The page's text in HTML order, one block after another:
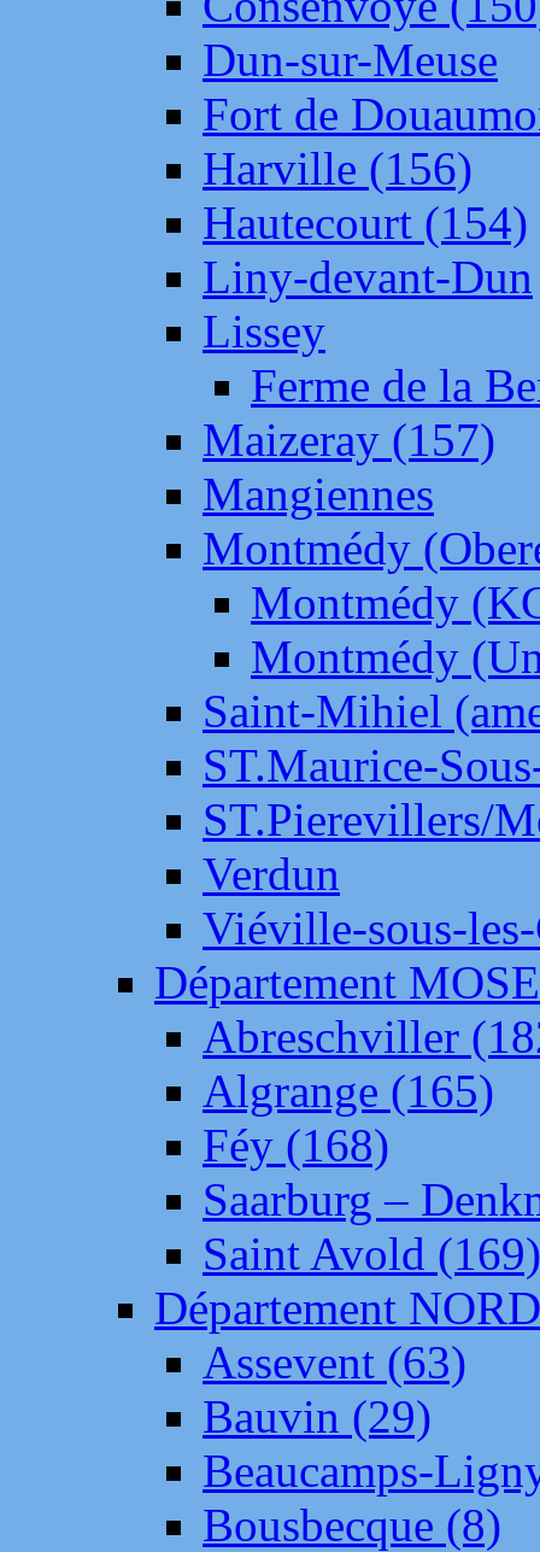
Dun-sur-Meuse
Fort de
Harville (156)
Hautecourt (154)
Liny-devant-Dun
Lissey
Ferme de la
Maizeray (157)
Mangiennes
Montmédy
Montmédy
Montmédy
Saint-Mihiel
ST.Maurice-
ST.Pierevillers/
Verdun
Viéville-sous-
Département
Abreschviller
Algrange (165)
Féy (168)
Saarburg –
Saint Avold (169)
Département NORD
Assevent (63)
Bauvin (29)
Beaucamps-
Bousbecque (8)